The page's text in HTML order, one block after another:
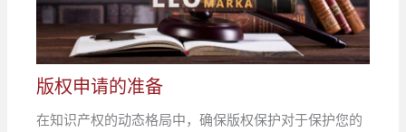
版权申请的准备
在知识产权的动态格局中，确保版权保护对于保护您的